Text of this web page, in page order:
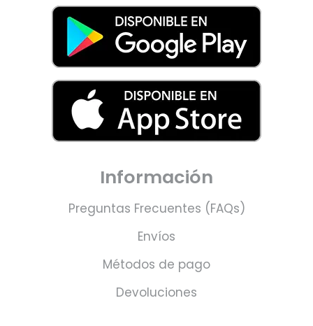
Información
Preguntas Frecuentes (FAQs)
Envíos
Métodos de pago
Devoluciones